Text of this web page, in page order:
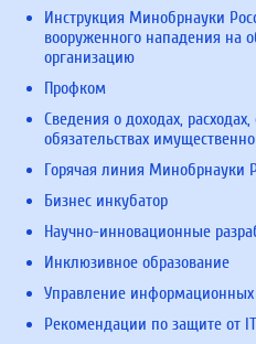
Инструкция Минобрнауки
вооруженного нападения на
организацию
Профком
Сведения о доходах,
обязательствах
Горячая линия Минобрнауки
Бизнес инкубатор
Научно-инновационные
Инклюзивное образование
Управление информационных
Рекомендации по защите от